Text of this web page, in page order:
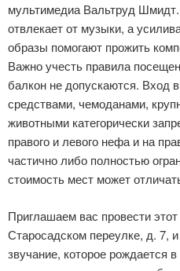
мультимедиа Вальтруд
отвлекает от музыки, а
образы помогают прожить
Важно учесть правила
балкон не допускаются. Вход
средствами, чемоданами,
животными категорически
правого и левого нефа и на
частично либо полностью
стоимость мест может
Приглашаем вас провести
Старосадском переулке, д. 7,
звучание, которое рождается